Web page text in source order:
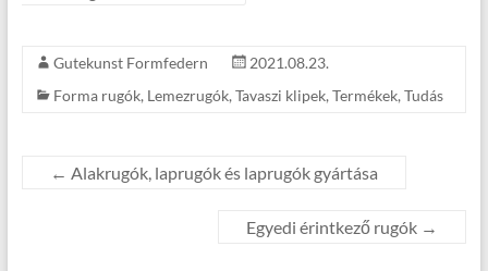
Gutekunst Formfedern
2021.08.23.
Forma rugók, Lemezrugók, Tavaszi klipek, Termékek, Tudás
← Alakrugók, laprugók és laprugók gyártása
Egyedi érintkező rugók →